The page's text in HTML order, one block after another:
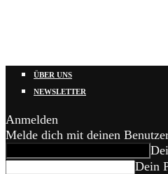
ÜBER UNS
NEWSLETTER
Anmelden
Melde dich mit deinen
Dein